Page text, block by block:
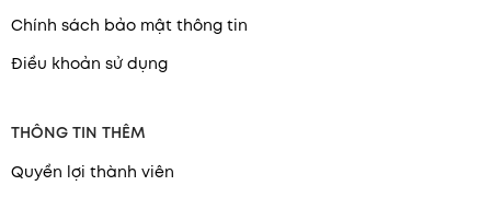
Chính sách bảo mật thông tin
Điều khoản sử dụng
THÔNG TIN THÊM
Quyền lợi thành viên